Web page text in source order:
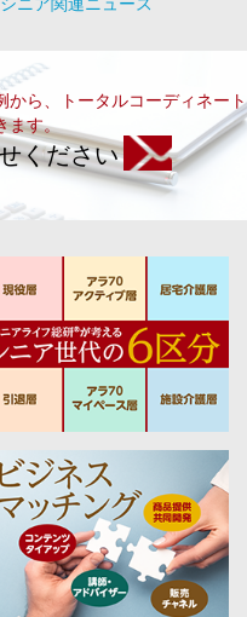
から、トータルコーディネート
ます。
ください